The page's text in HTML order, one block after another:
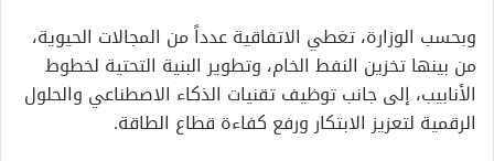
وبحسب الوزارة، تغطي الاتفاقية عدداً من المجالات الحيوية،
من بينها تخزين النفط الخام، وتطوير البنية التحتية لخطوط
الأنابيب، إلى جانب توظيف تقنيات الذكاء الاصطناعي والحلول
الرقمية لتعزيز الابتكار ورفع كفاءة قطاع الطاقة.